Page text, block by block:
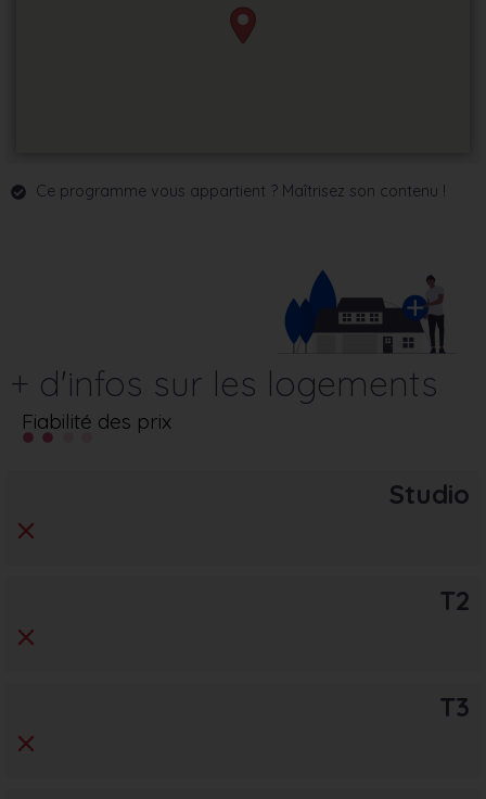
Ce programme vous appartient ? Maîtrisez son contenu !
+ d'infos sur les logements
Fiabilité des prix
Studio
T2
T3